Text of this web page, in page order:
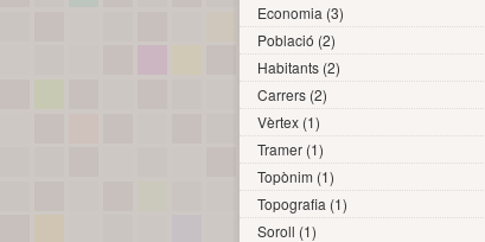
Economia (3)
Població (2)
Habitants (2)
Carrers (2)
Vèrtex (1)
Tramer (1)
Topònim (1)
Topografia (1)
Soroll (1)